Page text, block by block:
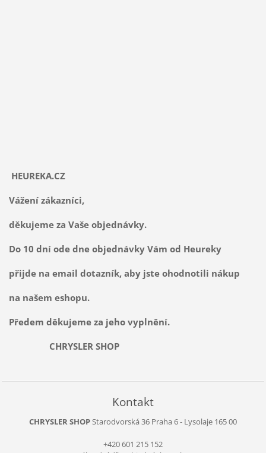
HEUREKA.CZ
Vážení zákazníci,
děkujeme za Vaše objednávky.
Do 10 dní ode dne objednávky Vám od Heureky
přijde na email dotazník, aby jste ohodnotili nákup
na našem eshopu.
Předem děkujeme za jeho vyplnění.
CHRYSLER SHOP
Kontakt
CHRYSLER SHOPStarodvorská 36 Praha 6 - Lysolaje 165 00
+420 601 215 152